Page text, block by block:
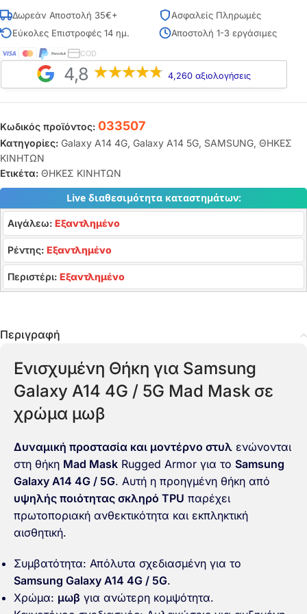
Δωρεάν Αποστολή 35€+
Ασφαλείς Πληρωμές
Εύκολες Επιστροφές 14 ημ.
Αποστολή 1-3 εργάσιμες
COD
4,8 4,260 αξιολογήσεις
Κωδικός προϊόντος: 033507
Κατηγορίες: Galaxy A14 4G, Galaxy A14 5G, SAMSUNG, ΘΗΚΕΣ
ΚΙΝΗΤΩΝ
Ετικέτα: ΘΗΚΕΣ ΚΙΝΗΤΩΝ
Live διαθεσιμότητα καταστημάτων:
Αιγάλεω: Εξαντλημένο
Ρέντης: Εξαντλημένο
Περιστέρι: Εξαντλημένο
Περιγραφή
Ενισχυμένη Θήκη για Samsung
Galaxy A14 4G / 5G Mad Mask σε
χρώμα μωβ
Δυναμική προστασία και μοντέρνο στυλ ενώνονται
στη θήκη Mad Mask Rugged Armor για το Samsung
Galaxy A14 4G / 5G. Αυτή η προηγμένη θήκη από
υψηλής ποιότητας σκληρό TPU παρέχει
πρωτοποριακή ανθεκτικότητα και εκπληκτική
αισθητική.
Συμβατότητα: Απόλυτα σχεδιασμένη για το
Samsung Galaxy A14 4G / 5G.
Χρώμα: μωβ για ανώτερη κομψότητα.